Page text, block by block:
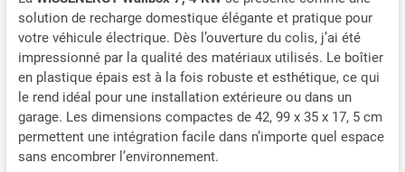
radiofréquence (RFID) et ne
peut être utilisée que par le
personnel autorisé.
Remarque : 5 cartes RFID
sont incluses.（Attention :
section des câbles sortants
du mur : 3 × 6 mm²）
【Haute Compatibilité】
WISSENERGY Wallbox
solution de recharge domestique élégante et pratique pour
votre véhicule électrique. Dès l’ouverture du colis, j’ai été
impressionné par la qualité des matériaux utilisés. Le boîtier
en plastique épais est à la fois robuste et esthétique, ce qui
le rend idéal pour une installation extérieure ou dans un
garage. Les dimensions compactes de 42, 99 x 35 x 17, 5 cm
permettent une intégration facile dans n’importe quel espace
sans encombrer l’environnement.